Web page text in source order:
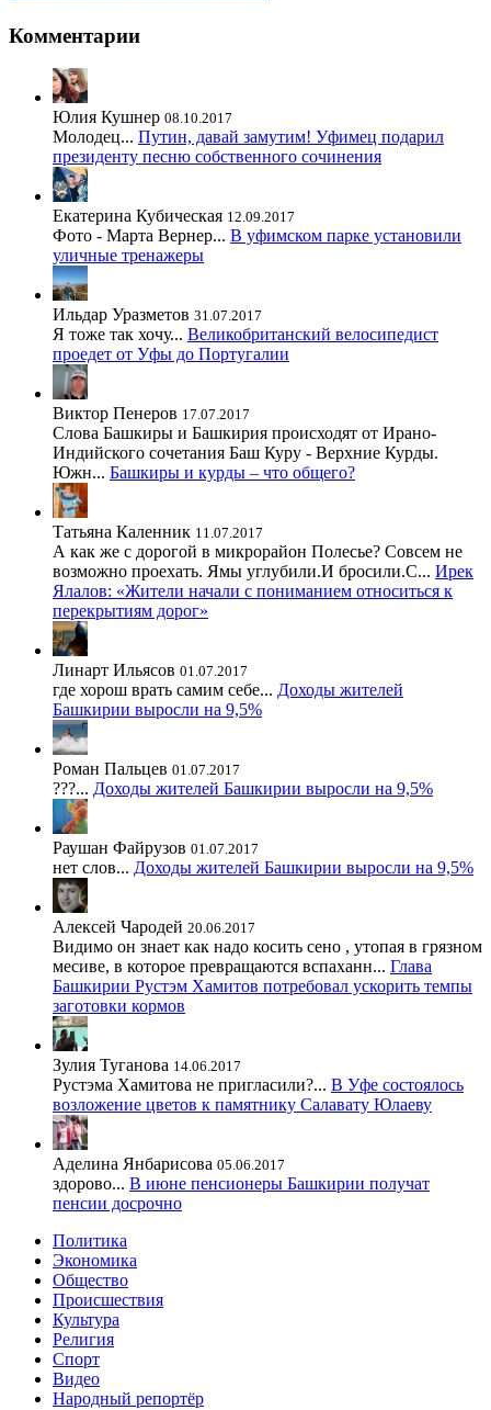
Комментарии
Юлия Кушнер 08.10.2017
Молодец... Путин, давай замутим! Уфимец подарил
президенту песню собственного сочинения
Екатерина Кубическая 12.09.2017
Фото - Марта Вернер... В уфимском парке установили
уличные тренажеры
Ильдар Уразметов 31.07.2017
Я тоже так хочу... Великобританский велосипедист
проедет от Уфы до Португалии
Виктор Пенеров 17.07.2017
Слова Башкиры и Башкирия происходят от Ирано-
Индийского сочетания Баш Куру - Верхние Курды.
Южн... Башкиры и курды – что общего?
Татьяна Каленник 11.07.2017
А как же с дорогой в микрорайон Полесье? Совсем не
возможно проехать. Ямы углубили.И бросили.С... Ирек
Ялалов: «Жители начали с пониманием относиться к
перекрытиям дорог»
Линарт Ильясов 01.07.2017
где хорош врать самим себе... Доходы жителей
Башкирии выросли на 9,5%
Роман Пальцев 01.07.2017
???... Доходы жителей Башкирии выросли на 9,5%
Раушан Файрузов 01.07.2017
нет слов... Доходы жителей Башкирии выросли на 9,5%
Алексей Чародей 20.06.2017
Видимо он знает как надо косить сено , утопая в грязном
месиве, в которое превращаются вспаханн... Глава
Башкирии Рустэм Хамитов потребовал ускорить темпы
заготовки кормов
Зулия Туганова 14.06.2017
Рустэма Хамитова не пригласили?... В Уфе состоялось
возложение цветов к памятнику Салавату Юлаеву
Аделина Янбарисова 05.06.2017
здорово... В июне пенсионеры Башкирии получат
пенсии досрочно
Политика
Экономика
Общество
Происшествия
Культура
Религия
Спорт
Видео
Народный репортёр